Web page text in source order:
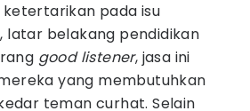
ketertarikan pada isu
latar belakang pendidikan
good listener, jasa ini
yang membutuhkan
teman curhat. Selain